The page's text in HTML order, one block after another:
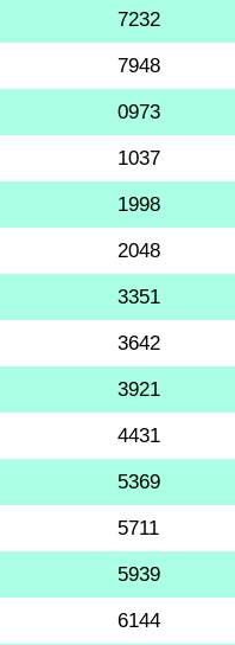
7232
7948
0973
1037
1998
2048
3351
3642
3921
4431
5369
5711
5939
6144